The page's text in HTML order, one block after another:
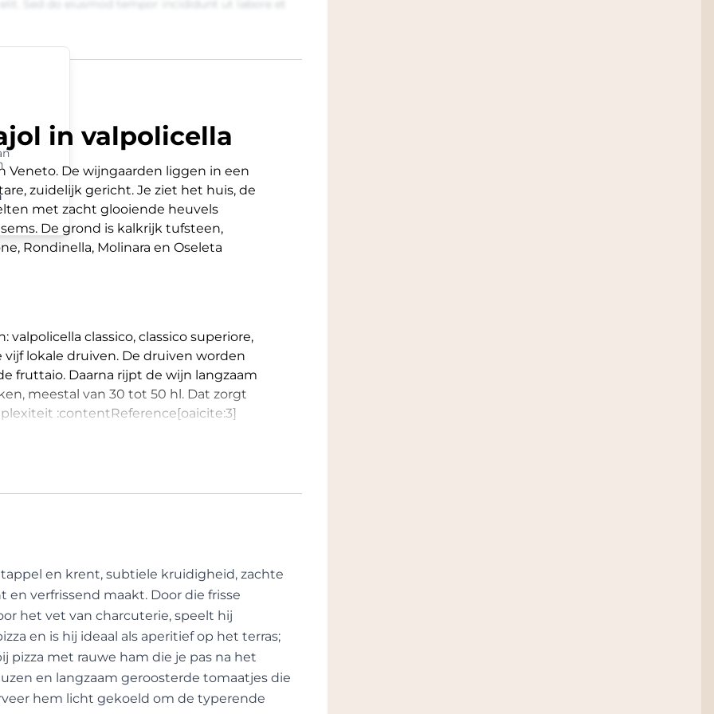
factsheet van deze fraaie wijn. Wij
u de wijn komt afhalen ontvangt u
korting direct wanneer u kiest voor
naast de Rijksweg met volop
Sed do eiusmod tempor incididunt ut labore et
in valpolicella
Veneto. De wijngaarden liggen in een
zuidelijk gericht. Je ziet het huis, de
met zacht glooiende heuvels
De grond is kalkrijk tufsteen,
Rondinella, Molinara en Oseleta
valpolicella classico, classico superiore,
lokale druiven. De druiven worden
fruttaio. Daarna rijpt de wijn langzaam
meestal van 30 tot 50 hl. Dat zorgt
:contentReference[oaicite:3]
de wijnstokken goed gehydrateerd,
kunstmest. In plaats daarvan wieden
tussen de rijen om de
hand. De aanpak doet recht aan de
en krent, subtiele kruidigheid, zachte
verfrissend maakt. Door die frisse
het vet van charcuterie, speelt hij
en is hij ideaal als aperitief op het terras;
pizza met rauwe ham die je pas na het
en langzaam geroosterde tomaatjes die
hem licht gekoeld om de typerende